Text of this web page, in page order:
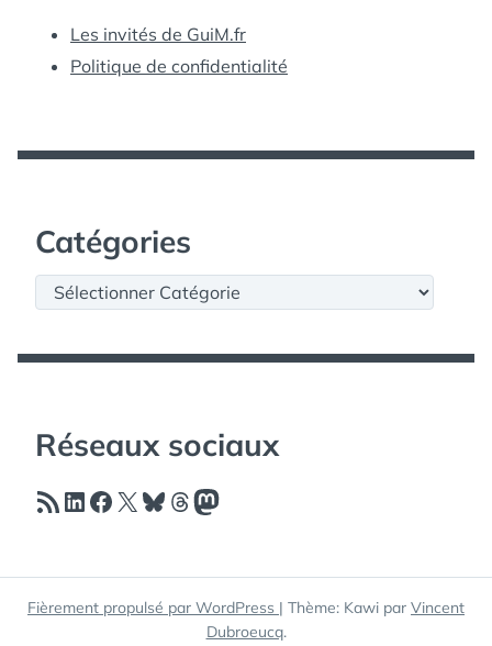
Les invités de GuiM.fr
Politique de confidentialité
Catégories
Catégories
Réseaux sociaux
Flux RSSLinkedIn
Facebook
X Bluesky
Threads
Mastodon
Fièrement propulsé par WordPress | Thème: Kawi par Vincent
Dubroeucq.